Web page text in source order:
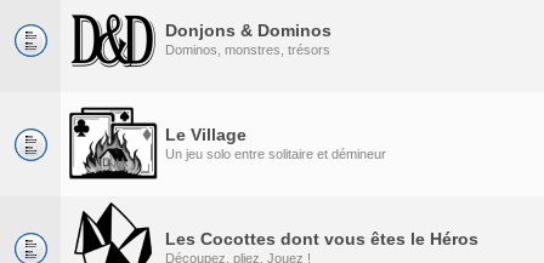
Donjons & Dominos
Dominos, monstres, trésors
Le Village
Un jeu solo entre solitaire et démineur
Les Cocottes dont vous êtes le Héros
Découpez, pliez, Jouez !